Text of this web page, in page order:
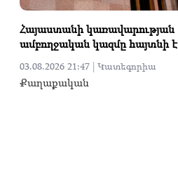
Հայաստանի կառավարության
ամբողջական կազմը հայտնի է
03.08.2026 21:47 | Կատեգորիա
Քաղաքական